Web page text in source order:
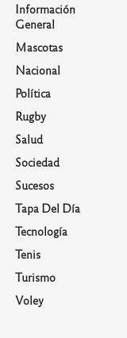
Información
General
Mascotas
Nacional
Política
Rugby
Salud
Sociedad
Sucesos
Tapa Del Día
Tecnología
Tenis
Turismo
Voley